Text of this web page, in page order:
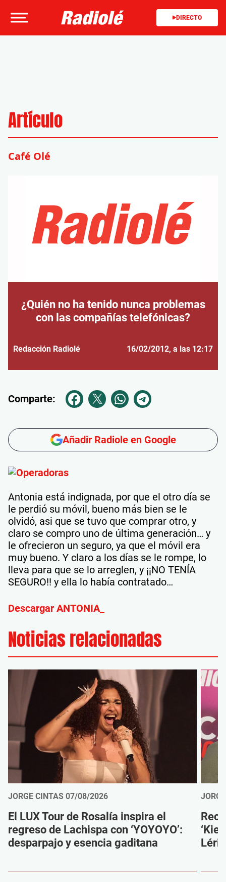
DIRECTO
Artículo
Café Olé
¿Quién no ha tenido nunca problemas
con las compañías telefónicas?
Redacción Radiolé 16/02/2012, a las 12:17
Comparte:
Añadir Radiole en Google
Antonia está indignada, por que el otro día se
le perdió su móvil, bueno más bien se le
olvidó, asi que se tuvo que comprar otro, y
claro se compro uno de última generación… y
le ofrecieron un seguro, ya que el móvil era
muy bueno. Y claro a los días se le rompe, lo
lleva para que se lo arreglen, y ¡¡NO TENÍA
SEGURO!! y ella lo había contratado…
Descargar ANTONIA_
Noticias relacionadas
JORGE CINTAS 07/08/2026
El LUX Tour de Rosalía inspira el
regreso de Lachispa con ‘YOYOYO’:
desparpajo y esencia gaditana